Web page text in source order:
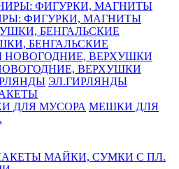
ФИГУРКИ, МАГНИТЫ
БЕНГАЛЬСКИЕ
ВЕРХУШКИ
ЭЛ.ГИРЛЯНДЫ
МЕШКИ ДЛЯ
МАЙКИ, СУМКИ С ПЛ.